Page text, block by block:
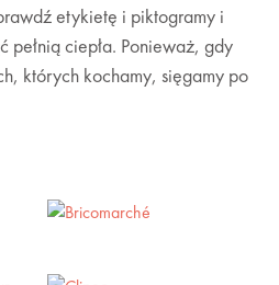
etykietę i piktogramy i
pełnią ciepła. Ponieważ, gdy
których kochamy, sięgamy po